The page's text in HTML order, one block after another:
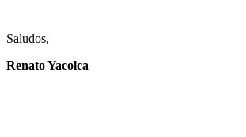
Saludos,
Renato Yacolca